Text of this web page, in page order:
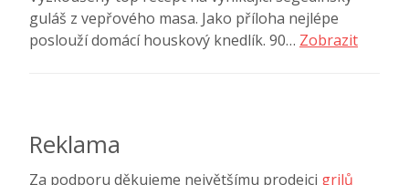
guláš z vepřového masa. Jako příloha nejlépe
poslouží domácí houskový knedlík. 90… Zobrazit
Reklama
Za podporu děkujeme největšímu prodejci grilů